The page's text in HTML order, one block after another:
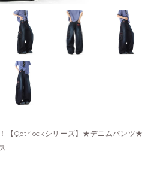
【Qotriockシリーズ】★デニムパンツ★